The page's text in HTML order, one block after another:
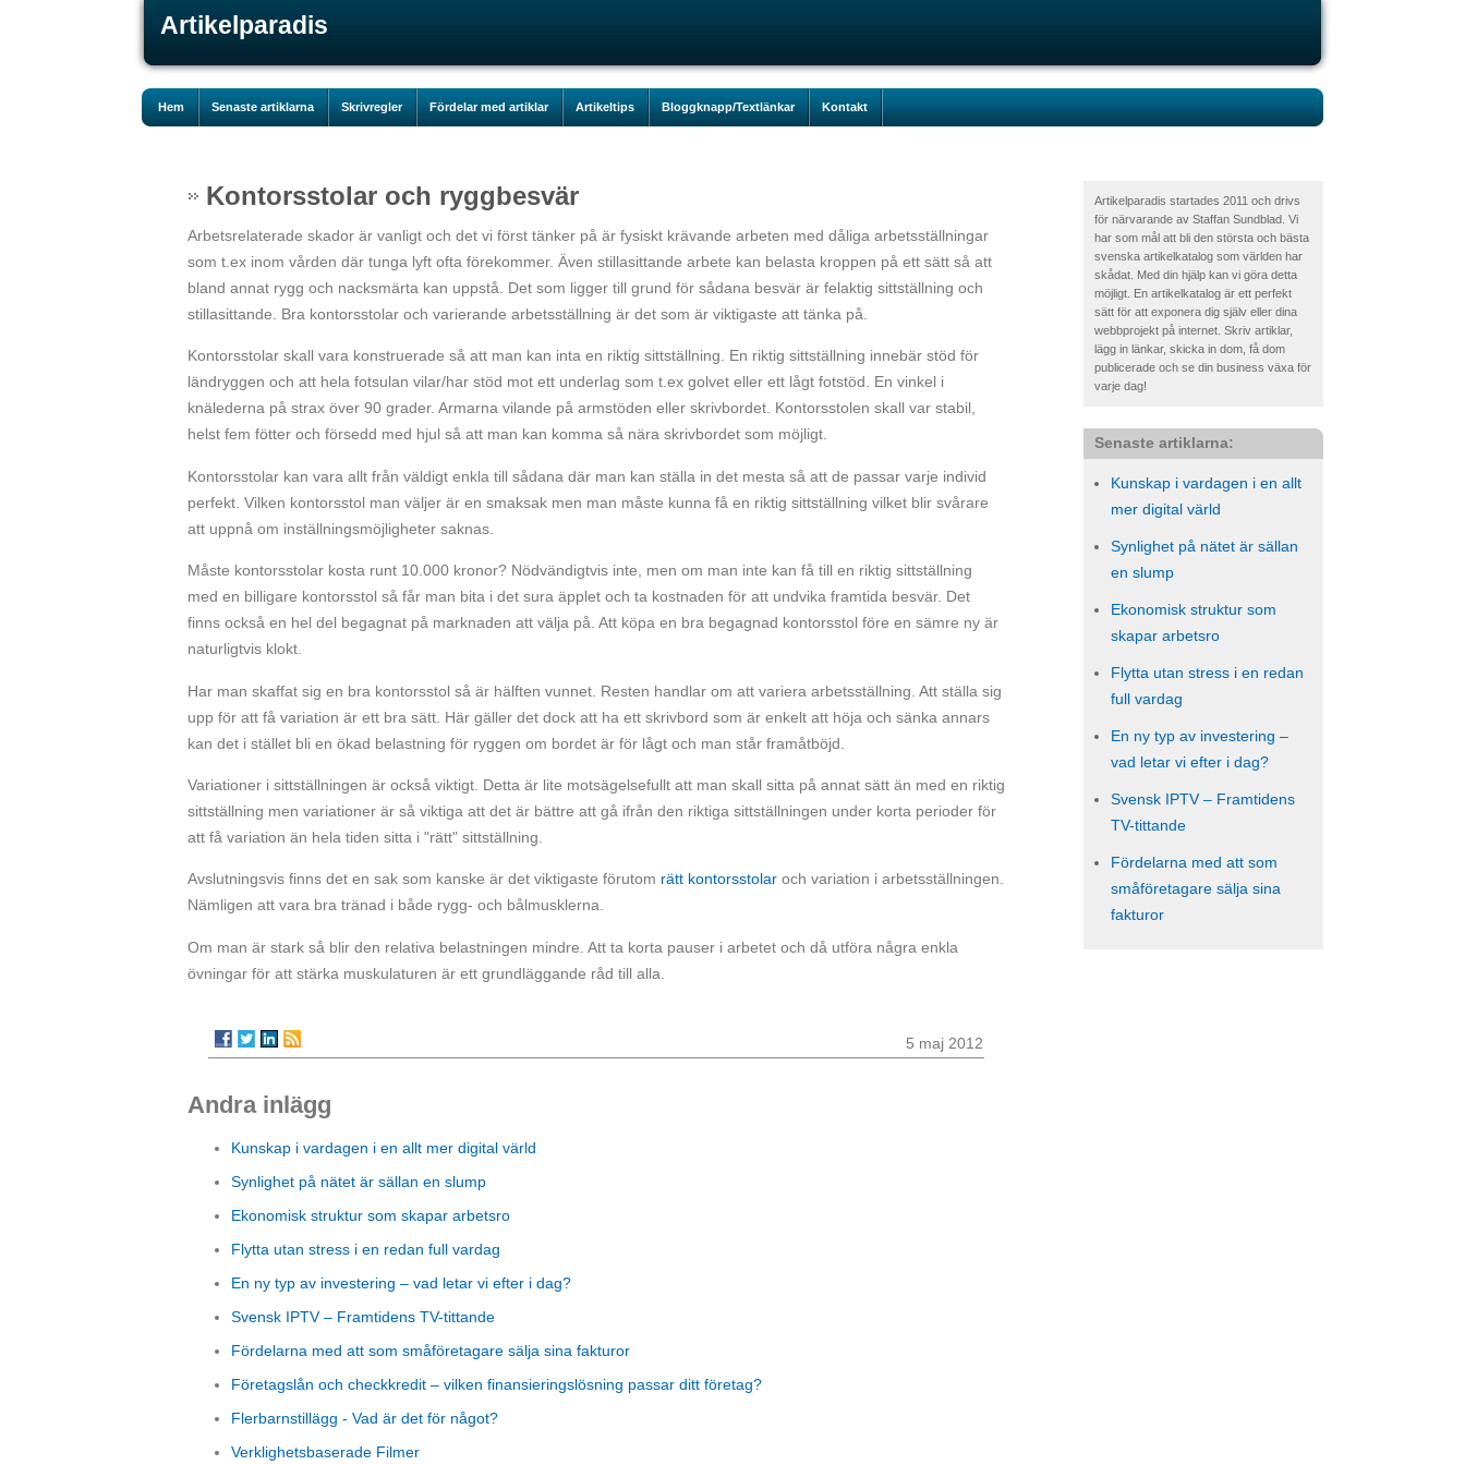
Artikelparadis
Hem Senaste artiklarna Skrivregler Fördelar med artiklar Artikeltips Bloggknapp/Textlänkar Kontakt
Artikelparadis startades 2011 och drivs
för närvarande av Staffan Sundblad. Vi
har som mål att bli den största och bästa
svenska artikelkatalog som världen har
skådat. Med din hjälp kan vi göra detta
möjligt. En artikelkatalog är ett perfekt
sätt för att exponera dig själv eller dina
webbprojekt på internet. Skriv artiklar,
lägg in länkar, skicka in dom, få dom
publicerade och se din business växa för
varje dag!
Senaste artiklarna:
Kunskap i vardagen i en allt
mer digital värld
Synlighet på nätet är sällan
en slump
Ekonomisk struktur som
skapar arbetsro
Flytta utan stress i en redan
full vardag
En ny typ av investering –
vad letar vi efter i dag?
Svensk IPTV – Framtidens
TV-tittande
Fördelarna med att som
småföretagare sälja sina
fakturor
Kontorsstolar och ryggbesvär
Arbetsrelaterade skador är vanligt och det vi först tänker på är fysiskt krävande arbeten med dåliga arbetsställningar
som t.ex inom vården där tunga lyft ofta förekommer. Även stillasittande arbete kan belasta kroppen på ett sätt så att
bland annat rygg och nacksmärta kan uppstå. Det som ligger till grund för sådana besvär är felaktig sittställning och
stillasittande. Bra kontorsstolar och varierande arbetsställning är det som är viktigaste att tänka på.
Kontorsstolar skall vara konstruerade så att man kan inta en riktig sittställning. En riktig sittställning innebär stöd för
ländryggen och att hela fotsulan vilar/har stöd mot ett underlag som t.ex golvet eller ett lågt fotstöd. En vinkel i
knälederna på strax över 90 grader. Armarna vilande på armstöden eller skrivbordet. Kontorsstolen skall var stabil,
helst fem fötter och försedd med hjul så att man kan komma så nära skrivbordet som möjligt.
Kontorsstolar kan vara allt från väldigt enkla till sådana där man kan ställa in det mesta så att de passar varje individ
perfekt. Vilken kontorsstol man väljer är en smaksak men man måste kunna få en riktig sittställning vilket blir svårare
att uppnå om inställningsmöjligheter saknas.
Måste kontorsstolar kosta runt 10.000 kronor? Nödvändigtvis inte, men om man inte kan få till en riktig sittställning
med en billigare kontorsstol så får man bita i det sura äpplet och ta kostnaden för att undvika framtida besvär. Det
finns också en hel del begagnat på marknaden att välja på. Att köpa en bra begagnad kontorsstol före en sämre ny är
naturligtvis klokt.
Har man skaffat sig en bra kontorsstol så är hälften vunnet. Resten handlar om att variera arbetsställning. Att ställa sig
upp för att få variation är ett bra sätt. Här gäller det dock att ha ett skrivbord som är enkelt att höja och sänka annars
kan det i stället bli en ökad belastning för ryggen om bordet är för lågt och man står framåtböjd.
Variationer i sittställningen är också viktigt. Detta är lite motsägelsefullt att man skall sitta på annat sätt än med en riktig
sittställning men variationer är så viktiga att det är bättre att gå ifrån den riktiga sittställningen under korta perioder för
att få variation än hela tiden sitta i "rätt" sittställning.
Avslutningsvis finns det en sak som kanske är det viktigaste förutom rätt kontorsstolar och variation i arbetsställningen.
Nämligen att vara bra tränad i både rygg- och bålmusklerna.
Om man är stark så blir den relativa belastningen mindre. Att ta korta pauser i arbetet och då utföra några enkla
övningar för att stärka muskulaturen är ett grundläggande råd till alla.
5 maj 2012
Andra inlägg
Kunskap i vardagen i en allt mer digital värld
Synlighet på nätet är sällan en slump
Ekonomisk struktur som skapar arbetsro
Flytta utan stress i en redan full vardag
En ny typ av investering – vad letar vi efter i dag?
Svensk IPTV – Framtidens TV-tittande
Fördelarna med att som småföretagare sälja sina fakturor
Företagslån och checkkredit – vilken finansieringslösning passar ditt företag?
Flerbarnstillägg - Vad är det för något?
Verklighetsbaserade Filmer